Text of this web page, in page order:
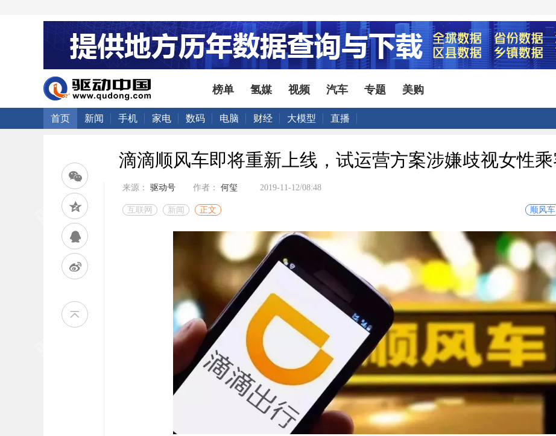
榜单 氢媒 视频 汽车 专题 美购
首页 新闻 手机 家电 数码 电脑 财经 大模型 直播
滴滴顺风车即将重新上线，试运营方案涉嫌歧视女性
来源： 驱动号 作者： 何玺 2019-11-12/08:48
互联网 新闻 正文 顺风车